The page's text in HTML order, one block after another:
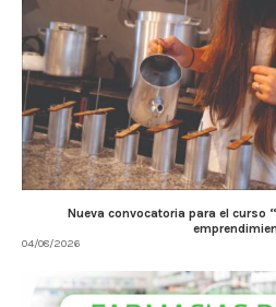
Nueva convocatoria para el curso
04/08/2026